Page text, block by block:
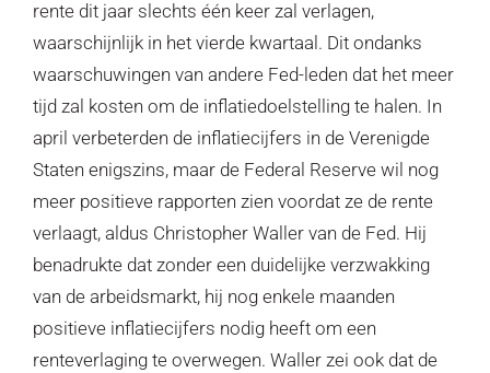
rente dit jaar slechts één keer zal verlagen,
waarschijnlijk in het vierde kwartaal. Dit ondanks
waarschuwingen van andere Fed-leden dat het meer
tijd zal kosten om de inflatiedoelstelling te halen. In
april verbeterden de inflatiecijfers in de Verenigde
Staten enigszins, maar de Federal Reserve wil nog
meer positieve rapporten zien voordat ze de rente
verlaagt, aldus Christopher Waller van de Fed. Hij
benadrukte dat zonder een duidelijke verzwakking
van de arbeidsmarkt, hij nog enkele maanden
positieve inflatiecijfers nodig heeft om een
renteverlaging te overwegen. Waller zei ook dat de